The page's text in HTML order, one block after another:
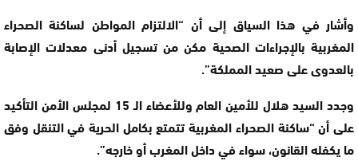
وأشار في هذا السياق إلى أن “الالتزام المواطن لساكنة الصحراء
المغربية بالإجراءات الصحية مكن من تسجيل أدنى معدلات الإصابة
بالعدوى على صعيد المملكة”.
وجدد السيد هلال للأمين العام وللأعضاء الـ 15 لمجلس الأمن التأكيد
على أن “ساكنة الصحراء المغربية تتمتع بكامل الحرية في التنقل وفق
ما يكفله القانون، سواء في داخل المغرب أو خارجه”.